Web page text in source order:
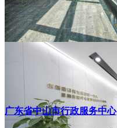
广东省中山市行政服务中心